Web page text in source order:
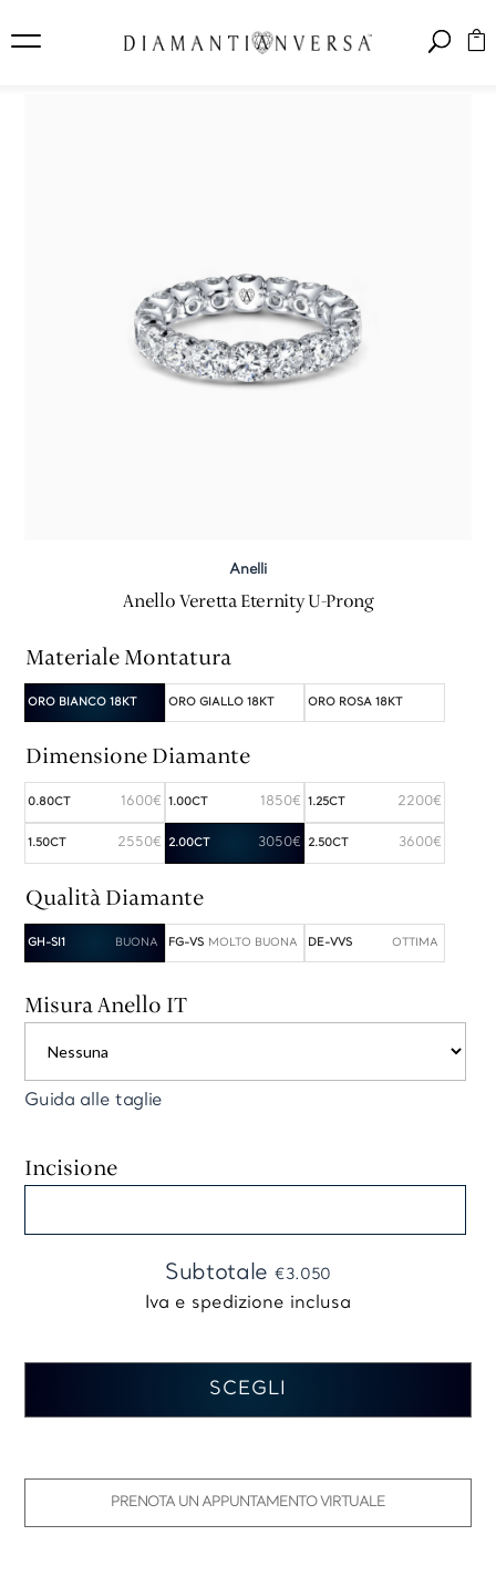
Anelli
Anello Veretta Eternity U-Prong
Materiale Montatura
ORO BIANCO 18KT ORO GIALLO 18KT ORO ROSA 18KT
Dimensione Diamante
0.80CT 1600€ 1.00CT 1850€ 1.25CT 2200€
1.50CT 2550€ 2.00CT 3050€ 2.50CT 3600€
Qualità Diamante
GH-SI1 FG-VS DE-VVS
Misura Anello IT
Guida alle taglie
Incisione
Subtotale €3.050
SCEGLI
PRENOTA UN APPUNTAMENTO VIRTUALE